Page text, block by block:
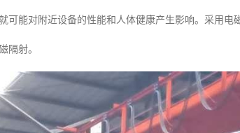
可能对附近设备的性能和人体健康产生影响。采用电
隔射。